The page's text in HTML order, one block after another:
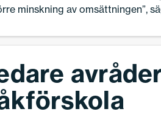
minskning av omsättningen”,